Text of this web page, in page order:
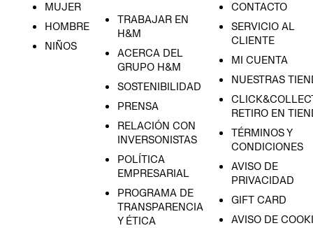
MUJER
HOMBRE
NIÑOS
TRABAJAR EN
H&M
ACERCA DEL
GRUPO H&M
SOSTENIBILIDAD
PRENSA
RELACIÓN CON
INVERSONISTAS
POLÍTICA
EMPRESARIAL
PROGRAMA DE
TRANSPARENCIA
Y ÉTICA
CONTACTO
SERVICIO AL
CLIENTE
MI CUENTA
NUESTRAS
RETIRO EN
TÉRMINOS Y
CONDICIONES
AVISO DE
PRIVACIDAD
GIFT CARD
AVISO DE